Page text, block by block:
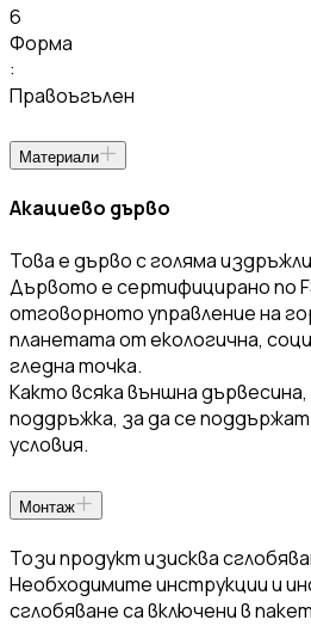
6
Форма
:
Правоъгълен
Материали
Акациево дърво
Това е дърво с голяма
Дървото е сертифицирано по
отговорното управление на
планетата от екологична,
гледна точка.
Както всяка външна
поддръжка, за да се
условия.
Монтаж
Този продукт изисква
Необходимите инструкции и
сглобяване са включени в